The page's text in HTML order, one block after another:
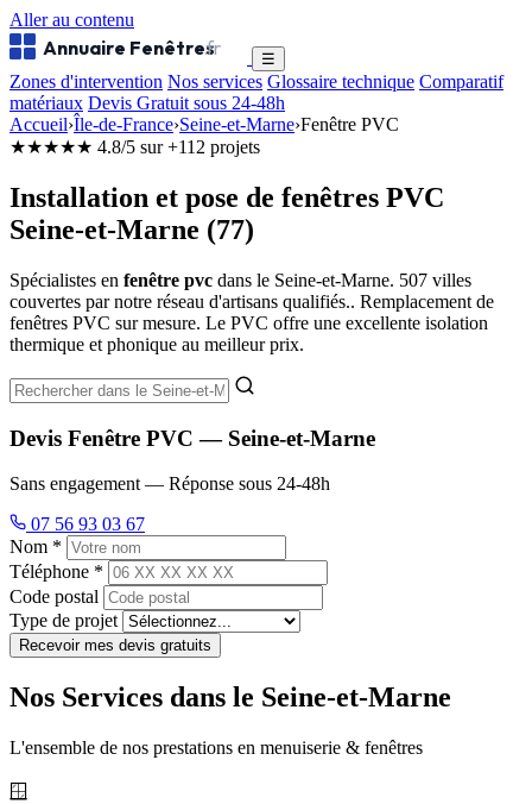
Aller au contenu
Annuaire Fenêtres
.fr ☰
Zones d'intervention Nos services Glossaire technique Comparatif
matériaux Devis Gratuit sous 24-48h
Accueil›Île-de-France›Seine-et-Marne›Fenêtre PVC
★★★★★ 4.8/5 sur +112 projets
Installation et pose de fenêtres PVC
Seine-et-Marne (77)
Spécialistes en fenêtre pvc dans le Seine-et-Marne. 507 villes
couvertes par notre réseau d'artisans qualifiés.. Remplacement de
fenêtres PVC sur mesure. Le PVC offre une excellente isolation
thermique et phonique au meilleur prix.
Devis Fenêtre PVC — Seine-et-Marne
Sans engagement — Réponse sous 24-48h
07 56 93 03 67
Nom *
Téléphone *
Code postal
Type de projet
Recevoir mes devis gratuits
Nos Services dans le Seine-et-Marne
L'ensemble de nos prestations en menuiserie & fenêtres
🪟